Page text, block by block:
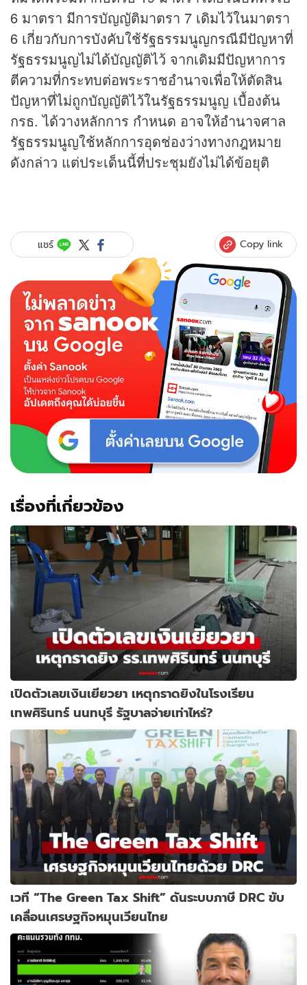
6 มาตรา มีการบัญญัติมาตรา 7 เดิมไว้ในมาตรา
6 เกี่ยวกับการบังคับใช้รัฐธรรมนูญกรณีมีปัญหาที่
รัฐธรรมนูญไม่ได้บัญญัติไว้ จากเดิมมีปัญหาการ
ตีความที่กระทบต่อพระราชอำนาจเพื่อให้ตัดสิน
ปัญหาที่ไม่ถูกบัญญัติไว้ในรัฐธรรมนูญ เบื้องต้น
กรธ. ได้วางหลักการ กำหนด อาจให้อำนาจศาล
รัฐธรรมนูญใช้หลักการอุดช่องว่างทางกฎหมาย
ดังกล่าว แต่ประเด็นนี้ที่ประชุมยังไม่ได้ข้อยุติ
แชร์ Copy link
เรื่องที่เกี่ยวข้อง
เปิดตัวเลขเงินเยียวยา เหตุกราดยิงในโรงเรียน
เทพศิรินทร์ นนทบุรี รัฐบาลจ่ายเท่าไหร่?
เวที “The Green Tax Shift” ดันระบบภาษี DRC ขับ
เคลื่อนเศรษฐกิจหมุนเวียนไทย